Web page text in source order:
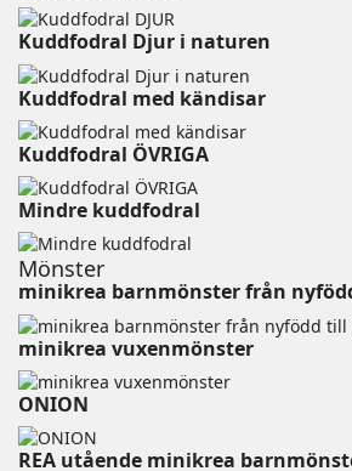
Kuddfodral Djur i naturen
Kuddfodral med kändisar
Kuddfodral ÖVRIGA ⠀⠀⠀
Mindre kuddfodral
Mönster
minikrea barnmönster från
minikrea
ONION ⠀⠀⠀⠀⠀⠀⠀⠀⠀⠀⠀⠀⠀⠀⠀
REA utående minikrea